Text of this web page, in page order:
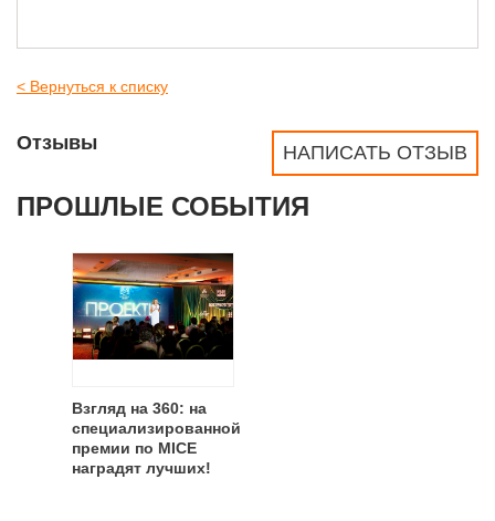
< Вернуться к списку
НАПИСАТЬ ОТЗЫВ
Отзывы
ПРОШЛЫЕ СОБЫТИЯ
Взгляд на 360: на
специализированной
премии по MICE
наградят лучших!